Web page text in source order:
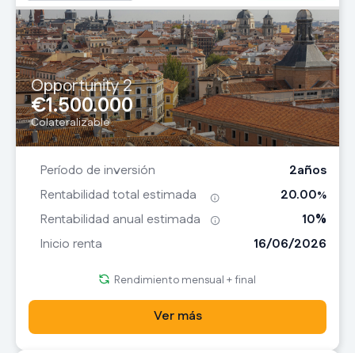
Opportunity 2
€1.500.000
Colateralizable
Período de inversión 2años
Rentabilidad total estimada
20.00%
Rentabilidad anual estimada 10%
Inicio renta
16/06/2026
Rendimiento mensual + final
Ver más